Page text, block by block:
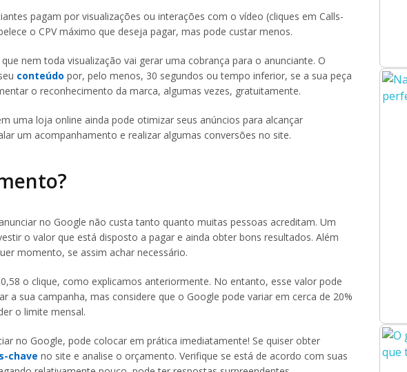
pagam por visualizações ou interações com o vídeo (cliques em Calls-
o CPV máximo que deseja pagar, mas pode custar menos.
nem toda visualização vai gerar uma cobrança para o anunciante. O
conteúdo por, pelo menos, 30 segundos ou tempo inferior, se a sua peça
o reconhecimento da marca, algumas vezes, gratuitamente.
uma loja online ainda pode otimizar seus anúncios para alcançar
um acompanhamento e realizar algumas conversões no site.
no Google não custa tanto quanto muitas pessoas acreditam. Um
o valor que está disposto a pagar e ainda obter bons resultados. Além
momento, se assim achar necessário.
o clique, como explicamos anteriormente. No entanto, esse valor pode
a sua campanha, mas considere que o Google pode variar em cerca de 20%
o limite mensal.
no Google, pode colocar em prática imediatamente! Se quiser obter
chave no site e analise o orçamento. Verifique se está de acordo com suas